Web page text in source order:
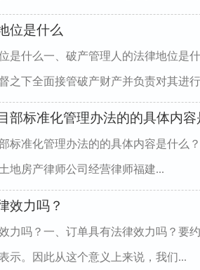
位是什么
是什么一、破产管理人的法律地位是
之下全面接管破产财产并负责对其进
部标准化管理办法的的具体内容
标准化管理办法的的具体内容是什么
地房产律师公司经营律师福建...
效力吗？
力吗？一、订单具有法律效力吗？要
示。因此从这个意义上来说，我们...